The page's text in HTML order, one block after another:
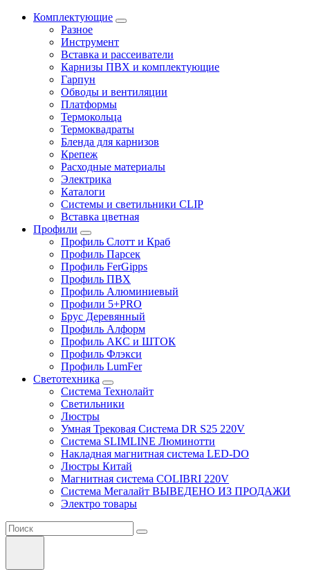
Комплектующие
Разное
Инструмент
Вставка и рассеиватели
Карнизы ПВХ и комплектующие
Гарпун
Обводы и вентиляции
Платформы
Термокольца
Термоквадраты
Бленда для карнизов
Крепеж
Расходные материалы
Электрика
Каталоги
Системы и светильники CLIP
Вставка цветная
Профили
Профиль Слотт и Краб
Профиль Парсек
Профиль FerGipps
Профиль ПВХ
Профиль Алюминиевый
Профили 5+PRO
Брус Деревянный
Профиль Алформ
Профиль АКС и ШТОК
Профиль Флэкси
Профиль LumFer
Светотехника
Система Технолайт
Светильники
Люстры
Умная Трековая Система DR S25 220V
Система SLIMLINE Люминотти
Накладная магнитная система LED-DO
Люстры Китай
Магнитная система COLIBRI 220V
Система Мегалайт ВЫВЕДЕНО ИЗ ПРОДАЖИ
Электро товары